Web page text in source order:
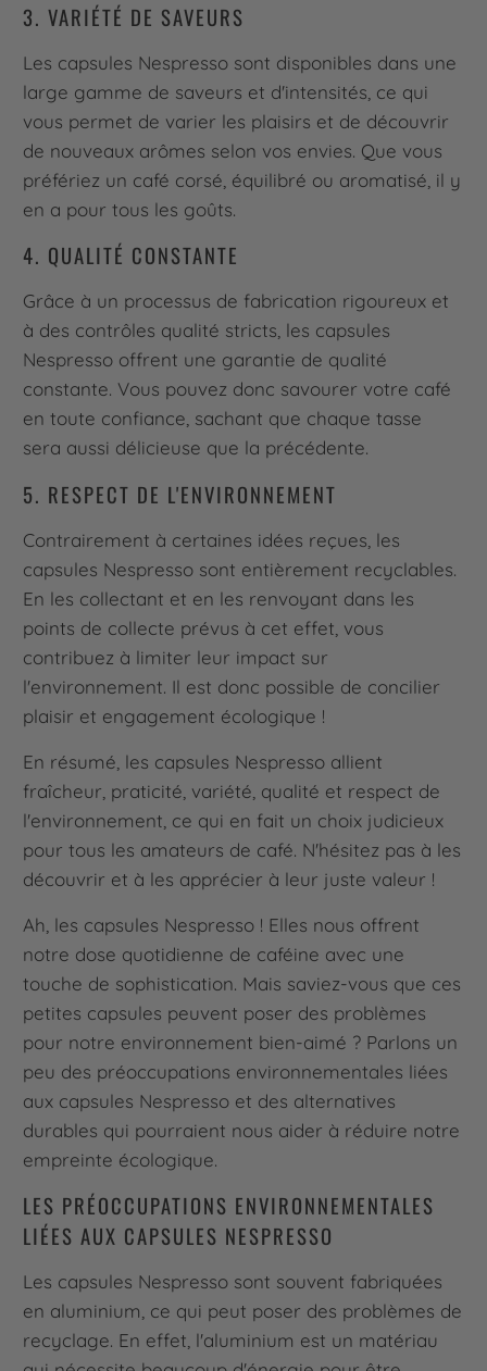
3. VARIÉTÉ DE SAVEURS
Les capsules Nespresso sont disponibles dans une
large gamme de saveurs et d'intensités, ce qui
vous permet de varier les plaisirs et de découvrir
de nouveaux arômes selon vos envies. Que vous
préfériez un café corsé, équilibré ou aromatisé, il y
en a pour tous les goûts.
4. QUALITÉ CONSTANTE
Grâce à un processus de fabrication rigoureux et
à des contrôles qualité stricts, les capsules
Nespresso offrent une garantie de qualité
constante. Vous pouvez donc savourer votre café
en toute confiance, sachant que chaque tasse
sera aussi délicieuse que la précédente.
5. RESPECT DE L'ENVIRONNEMENT
Contrairement à certaines idées reçues, les
capsules Nespresso sont entièrement recyclables.
En les collectant et en les renvoyant dans les
points de collecte prévus à cet effet, vous
contribuez à limiter leur impact sur
l'environnement. Il est donc possible de concilier
plaisir et engagement écologique !
En résumé, les capsules Nespresso allient
fraîcheur, praticité, variété, qualité et respect de
l'environnement, ce qui en fait un choix judicieux
pour tous les amateurs de café. N'hésitez pas à les
découvrir et à les apprécier à leur juste valeur !
Ah, les capsules Nespresso ! Elles nous offrent
notre dose quotidienne de caféine avec une
touche de sophistication. Mais saviez-vous que ces
petites capsules peuvent poser des problèmes
pour notre environnement bien-aimé ? Parlons un
peu des préoccupations environnementales liées
aux capsules Nespresso et des alternatives
durables qui pourraient nous aider à réduire notre
empreinte écologique.
LES PRÉOCCUPATIONS ENVIRONNEMENTALES
LIÉES AUX CAPSULES NESPRESSO
Les capsules Nespresso sont souvent fabriquées
en aluminium, ce qui peut poser des problèmes de
recyclage. En effet, l'aluminium est un matériau